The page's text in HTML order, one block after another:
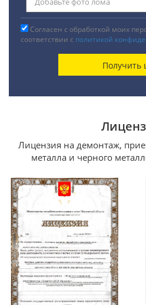
Согласен с обработкой моих
соответствии с политикой
Лицензия на демонтаж,
металла и черного